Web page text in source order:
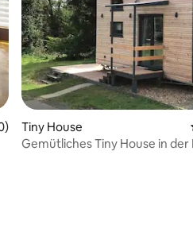
Bewertung: 4,9 von 5,
Tiny House
Gemütliches Tiny House in der